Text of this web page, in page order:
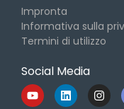
Impronta
Informativa sulla
Termini di utilizzo
Social Media